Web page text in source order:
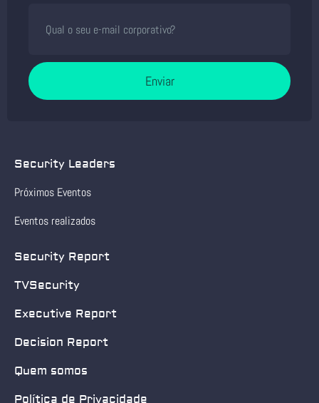
Enviar
Security Leaders
Próximos Eventos
Eventos realizados
Security Report
TVSecurity
Executive Report
Decision Report
Quem somos
Política de Privacidade